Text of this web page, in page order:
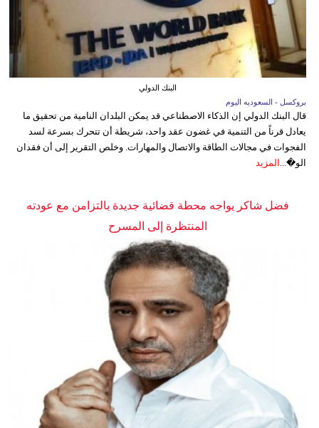
البنك الدولي
بروكسل - السعوديه اليوم
قال البنك الدولي إن الذكاء الاصطناعي قد يمكن البلدان النامية من تحقيق ما
يعادل قرناً من التنمية في غضون عقد واحد، شريطة أن تتحرك بسرعة لسد
الفجوات في مجالات الطاقة والاتصال والمهارات. وخلص التقرير إلى أن فقدان
الو�... المزيد
فضل شاكر يواجه محطة قضائية جديدة بالتزامن مع عودته
المنتظرة إلى المسرح